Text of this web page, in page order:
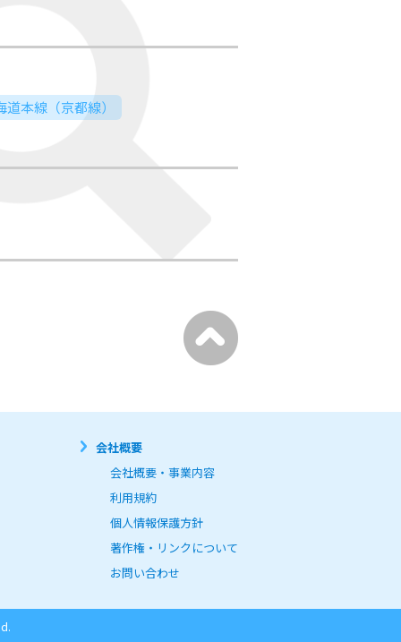
道本線（京都線）
会社概要
会社概要・事業内容
利用規約
個人情報保護方針
著作権・リンクについて
お問い合わせ